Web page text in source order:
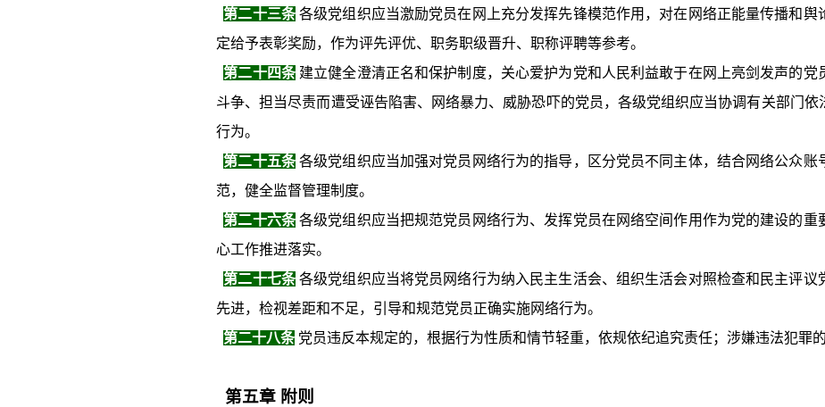
第二十三条各级党组织应当激励党员在网上充分发挥先锋模范作用，对在网络正能量传播和
定给予表彰奖励，作为评先评优、职务职级晋升、职称评聘等参考。
第二十四条建立健全澄清正名和保护制度，关心爱护为党和人民利益敢于在网上亮剑发声的
斗争、担当尽责而遭受诬告陷害、网络暴力、威胁恐吓的党员，各级党组织应当协调有关部门
行为。
第二十五条各级党组织应当加强对党员网络行为的指导，区分党员不同主体，结合网络公众
范，健全监督管理制度。
第二十六条各级党组织应当把规范党员网络行为、发挥党员在网络空间作用作为党的建设的重
心工作推进落实。
第二十七条各级党组织应当将党员网络行为纳入民主生活会、组织生活会对照检查和民主评议
先进，检视差距和不足，引导和规范党员正确实施网络行为。
第二十八条 党员违反本规定的，根据行为性质和情节轻重，依规依纪追究责任；涉嫌违法犯罪
第五章 附则